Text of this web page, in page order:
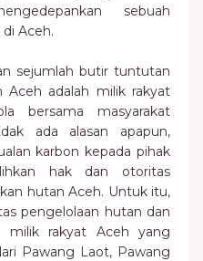
sebuah
Aceh.
sejumlah butir tuntutan
adalah milik rakyat
bersama masyarakat
ada alasan apapun,
karbon kepada pihak
hak dan otoritas
hutan Aceh. Untuk itu,
pengelolaan hutan dan
milik rakyat Aceh yang
Pawang Laot, Pawang